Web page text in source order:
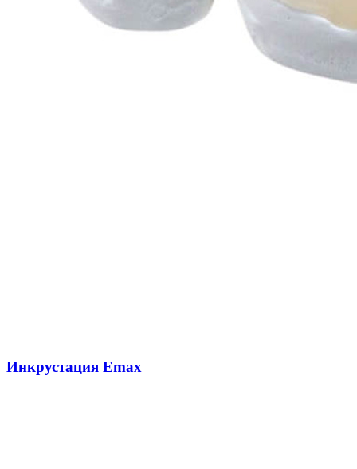
Инкрустация Emax